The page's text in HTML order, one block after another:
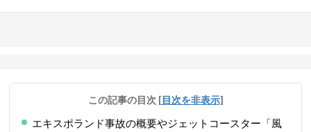
この記事の目次 [目次を非表示]
エキスポランド事故の概要やジェットコースター「風